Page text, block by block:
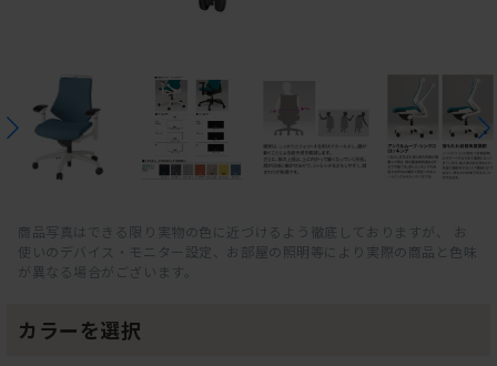
商品写真はできる限り実物の色に近づけるよう徹底しておりますが、 お
使いのデバイス・モニター設定、お部屋の照明等により実際の商品と色味
が異なる場合がございます。
カラーを選択